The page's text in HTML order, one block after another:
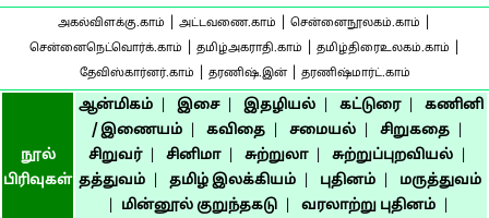
அகல்விளக்கு.காம் அட்டவணை.காம் சென்னைநூலகம்.காம்
சென்னைநெட்வொர்க்.காம் தமிழ்அகராதி.காம் தமிழ்திரைஉலகம்.காம்
தேவிஸ்கார்னர்.காம் தரணிஷ்.இன்| தரணிஷ்மார்ட்.காம்
நூல்
பிரிவுகள்
ஆன்மிகம் இசை| இதழியல் கட்டுரை| கணினி
/ இணையம்
கவிதை சமையல் சிறுகதை
சிறுவர்| சினிமா| சுற்றுலா| சுற்றுப்புறவியல்
தத்துவம்| தமிழ் இலக்கியம்| புதினம்| மருத்துவம்
மின்னூல் குறுந்தகடு| வரலாற்று புதினம்|